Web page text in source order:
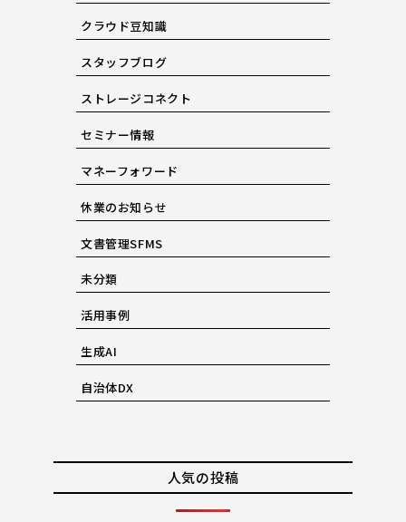
クラウド豆知識
スタッフブログ
ストレージコネクト
セミナー情報
マネーフォワード
休業のお知らせ
文書管理SFMS
未分類
活用事例
生成AI
自治体DX
人気の投稿